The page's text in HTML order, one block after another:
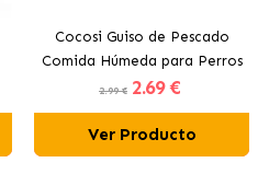
Cocosi Guiso de Pescado
Comida Húmeda para Perros
2.99 € 2.69 €
Ver Producto